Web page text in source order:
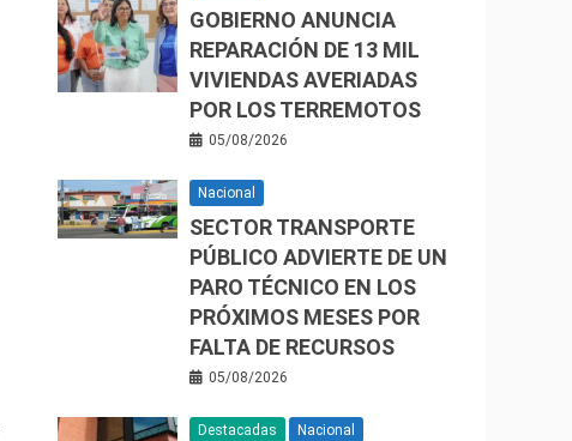
GOBIERNO ANUNCIA
REPARACIÓN DE 13 MIL
VIVIENDAS AVERIADAS
POR LOS TERREMOTOS
05/08/2026
Nacional
SECTOR TRANSPORTE
PÚBLICO ADVIERTE DE UN
PARO TÉCNICO EN LOS
PRÓXIMOS MESES POR
FALTA DE RECURSOS
05/08/2026
Destacadas Nacional